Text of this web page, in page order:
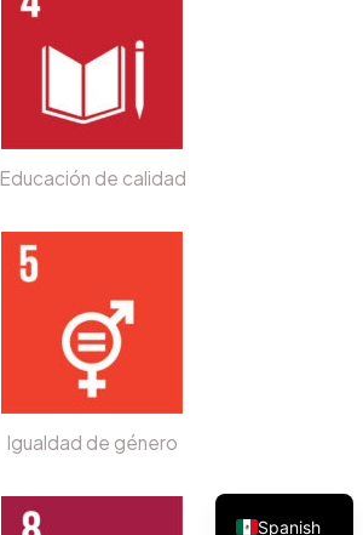
Educación de calidad
Igualdad de género
Spanish